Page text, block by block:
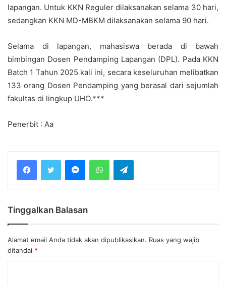
lapangan. Untuk KKN Reguler dilaksanakan selama 30 hari,
sedangkan KKN MD-MBKM dilaksanakan selama 90 hari.
Selama di lapangan, mahasiswa berada di bawah
bimbingan Dosen Pendamping Lapangan (DPL). Pada KKN
Batch 1 Tahun 2025 kali ini, secara keseluruhan melibatkan
133 orang Dosen Pendamping yang berasal dari sejumlah
fakultas di lingkup UHO.***
Penerbit : Aa
MessengerWhatsAppTelegram
Tinggalkan Balasan
Alamat email Anda tidak akan dipublikasikan. Ruas yang wajib
ditandai *